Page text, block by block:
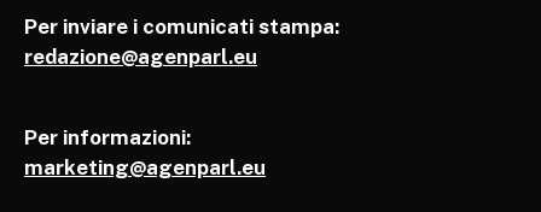
Per inviare i comunicati stampa:
redazione@agenparl.eu
Per informazioni:
marketing@agenparl.eu